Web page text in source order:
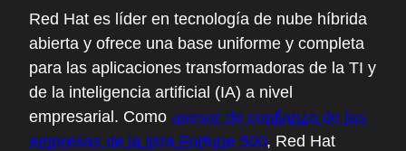
Red Hat es líder en tecnología de nube híbrida
abierta y ofrece una base uniforme y completa
para las aplicaciones transformadoras de la TI y
de la inteligencia artificial (IA) a nivel
empresarial. Como asesor de confianza de las
empresas de la lista Fortune 500, Red Hat